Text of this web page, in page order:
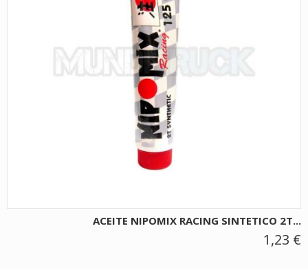
ACEITE NIPOMIX RACING SINTETICO 2T...
1,23 €